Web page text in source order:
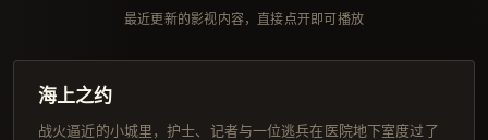
最近更新的影视内容，直接点开即可播放
高分
海上之约
战火逼近的小城里，护士、记者与一位逃兵在医院地下室度过了